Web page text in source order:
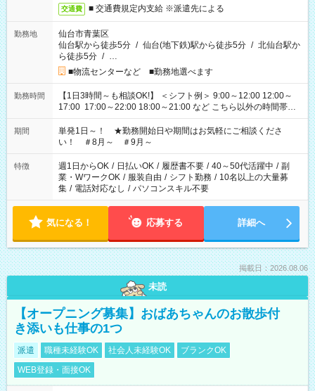
交通費 ■ 交通費規定内支給 ※派遣先による
勤務地
仙台市青葉区
仙台駅から徒歩5分 / 仙台(地下鉄)駅から徒歩5分 / 北仙台駅か
ら徒歩5分 / …
■物流センターなど ■勤務地選べます
勤務時間
【1日3時間～も相談OK!】 ＜シフト例＞ 9:00～12:00 12:00～
17:00 17:00～22:00 18:00～21:00 など こちら以外の時間帯も
お気軽にご相談ください！
期間
単発1日～！ ★勤務開始日や期間はお気軽にご相談くださ
い！ ＃8月～ ＃9月～
特徴 週1日からOK / 日払いOK / 履歴書不要 / 40～50代活躍中 / 副
業・WワークOK / 服装自由 / シフト勤務 / 10名以上の大量募
集 / 電話対応なし / パソコンスキル不要
気になる！ 応募する 詳細へ
掲載日：2026.08.06
未読
【オープニング募集】おばあちゃんのお散歩付
き添いも仕事の1つ
派遣 職種未経験OK 社会人未経験OK
ブランクOK
WEB登録・面接OK